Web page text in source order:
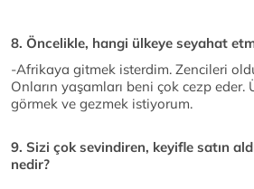
8. Öncelikle, hangi ülkeye seyahat
-Afrikaya gitmek isterdim. Zencileri
Onların yaşamları beni çok cezp eder.
görmek ve gezmek istiyorum.
9. Sizi çok sevindiren, keyifle satın
nedir?